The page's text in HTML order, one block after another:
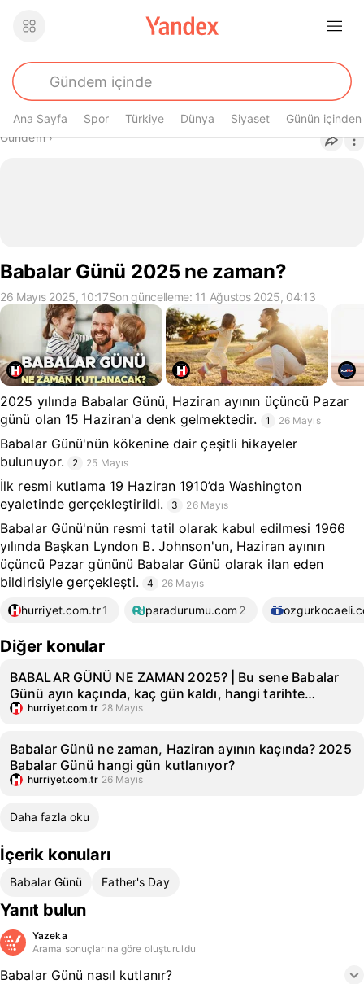
Ana Sayfa Spor Türkiye Dünya Siyaset Günün içinden
Buradasın
Gündem›
Babalar Günü 2025 ne zaman?
26 Mayıs 2025, 10:17Son güncelleme: 11 Ağustos 2025, 04:13
2025 yılında Babalar Günü, Haziran ayının üçüncü Pazar
günü olan 15 Haziran'a denk gelmektedir.
1 26 Mayıs
Babalar Günü'nün kökenine dair çeşitli hikayeler
bulunuyor.
2 25 Mayıs
İlk resmi kutlama 19 Haziran 1910’da Washington
eyaletinde gerçekleştirildi.
3 26 Mayıs
Babalar Günü'nün resmi tatil olarak kabul edilmesi 1966
yılında Başkan Lyndon B. Johnson'un, Haziran ayının
üçüncü Pazar gününü Babalar Günü olarak ilan eden
bildirisiyle gerçekleşti.
4 26 Mayıs
hurriyet.com.tr1 paradurumu.com 2
Diğer konular
BABALAR GÜNÜ NE ZAMAN 2025? | Bu sene Babalar
Günü ayın kaçında, kaç gün kaldı, hangi tarihte
kutlanacak? Hediye alışverişi fikirleri... İşte Türkiye'de
hurriyet.com.tr 28 Mayıs
Babalar Günü ne zaman, Haziran ayının kaçında? 2025
Babalar Günü hangi gün kutlanıyor?
hurriyet.com.tr 26 Mayıs
Daha fazla oku
İçerik konuları
Babalar Günü Father's Day
Yanıt bulun
Yazeka
Arama sonuçlarına göre oluşturuldu
Babalar Günü nasıl kutlanır?